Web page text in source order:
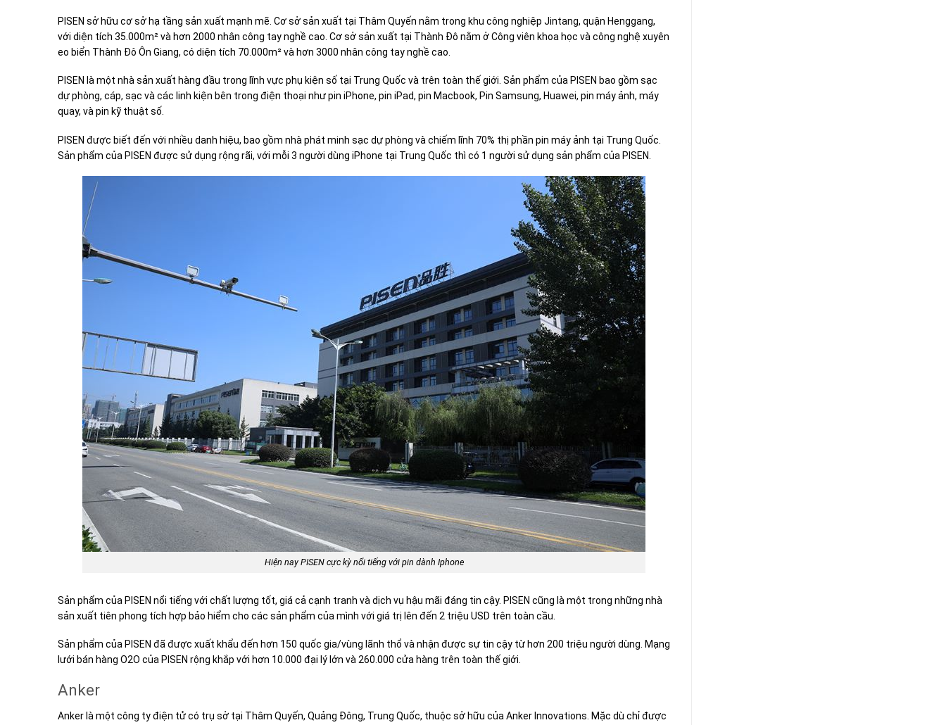
PISEN sở hữu cơ sở hạ tầng sản xuất mạnh mẽ. Cơ sở sản xuất tại Thâm Quyến nằm trong khu công nghiệp Jintang, quận Henggang,
với diện tích 35.000m² và hơn 2000 nhân công tay nghề cao. Cơ sở sản xuất tại Thành Đô nằm ở Công viên khoa học và công nghệ xuyên
eo biển Thành Đô Ôn Giang, có diện tích 70.000m² và hơn 3000 nhân công tay nghề cao.
PISEN là một nhà sản xuất hàng đầu trong lĩnh vực phụ kiện số tại Trung Quốc và trên toàn thế giới. Sản phẩm của PISEN bao gồm sạc
dự phòng, cáp, sạc và các linh kiện bên trong điện thoại như pin iPhone, pin iPad, pin Macbook, Pin Samsung, Huawei, pin máy ảnh, máy
quay, và pin kỹ thuật số.
PISEN được biết đến với nhiều danh hiệu, bao gồm nhà phát minh sạc dự phòng và chiếm lĩnh 70% thị phần pin máy ảnh tại Trung Quốc.
Sản phẩm của PISEN được sử dụng rộng rãi, với mỗi 3 người dùng iPhone tại Trung Quốc thì có 1 người sử dụng sản phẩm của PISEN.
Hiện nay PISEN cực kỳ nổi tiếng với pin dành Iphone
Sản phẩm của PISEN nổi tiếng với chất lượng tốt, giá cả cạnh tranh và dịch vụ hậu mãi đáng tin cậy. PISEN cũng là một trong những nhà
sản xuất tiên phong tích hợp bảo hiểm cho các sản phẩm của mình với giá trị lên đến 2 triệu USD trên toàn cầu.
Sản phẩm của PISEN đã được xuất khẩu đến hơn 150 quốc gia/vùng lãnh thổ và nhận được sự tin cậy từ hơn 200 triệu người dùng. Mạng
lưới bán hàng O2O của PISEN rộng khắp với hơn 10.000 đại lý lớn và 260.000 cửa hàng trên toàn thế giới.
Anker
Anker là một công ty điện tử có trụ sở tại Thâm Quyến, Quảng Đông, Trung Quốc, thuộc sở hữu của Anker Innovations. Mặc dù chỉ được